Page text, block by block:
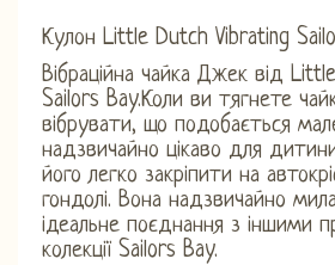
Кулон Little Dutch Vibrating
Вібраційна чайка Джек від
Sailors Bay.Коли ви тягнете
вібрувати, що подобається
надзвичайно цікаво для
його легко закріпити на
гондолі. Вона надзвичайно
ідеальне поєднання з іншими
колекції Sailors Bay.